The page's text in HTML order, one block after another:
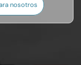
nosotros